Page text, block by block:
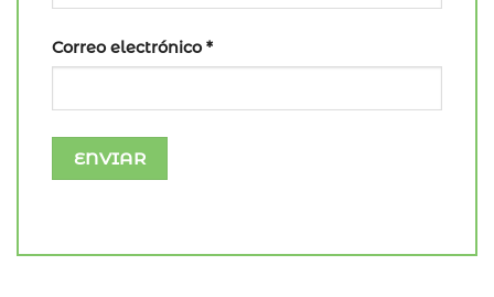
Correo electrónico *